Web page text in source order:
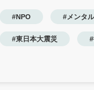
#NPO #メンタ
#東日本大震災